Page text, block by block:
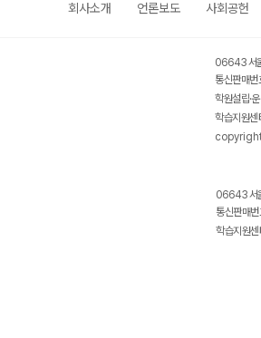
회사소개 언론보도 사회공헌
06643 서
통신판매
학원설립·
학습지원
06643 서
통신판매
학습지원